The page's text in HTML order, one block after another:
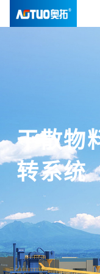
干散物
转系统
干散物
转系统
干散物
转系统
干散物
转系统